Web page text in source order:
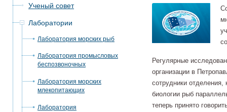
Ученый совет
Лаборатории
Лаборатория морских рыб
Лаборатория промысловых
беспозвоночных
Лаборатория морских
млекопитающих
Лаборатория
Регулярные
организации в
сотрудники
биологии рыб
теперь принято